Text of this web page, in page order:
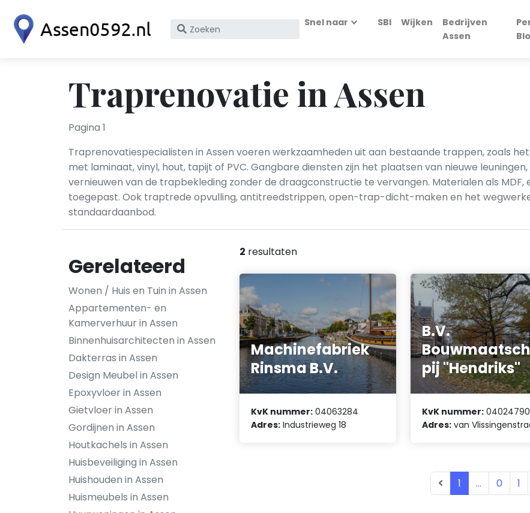
Zoek
KvK
nummer
Snel naar SBI Wijken
Bedrijven
Assen
Traprenovatie in Assen
Pagina 1
Traprenovatiespecialisten in Assen voeren werkzaamheden uit aan bestaande trappen, zoals
met laminaat, vinyl, hout, tapijt of PVC. Gangbare diensten zijn het plaatsen van nieuwe
vernieuwen van de trapbekleding zonder de draagconstructie te vervangen. Materialen als
toegepast. Ook traptrede opvulling, antitreedstrippen, open-trap-dicht-maken en het
standaardaanbod.
Gerelateerd
Wonen / Huis en Tuin in Assen
Appartementen- en
Kamerverhuur in Assen
Binnenhuisarchitecten in Assen
Dakterras in Assen
Design Meubel in Assen
Epoxyvloer in Assen
Gietvloer in Assen
Gordijnen in Assen
Houtkachels in Assen
Huisbeveiliging in Assen
Huishouden in Assen
Huismeubels in Assen
2 resultaten
Machinefabriek
Rinsma B.V.
KvK nummer: 04063284
Adres: Industrieweg 18
B.V.
pij "Hendriks"
KvK nummer: 04024790
Adres: van
1 ... 0 1